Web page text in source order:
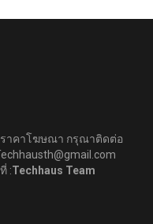
ราคาโฆษณา กรุณาติดต่อ
:Techhaus Team